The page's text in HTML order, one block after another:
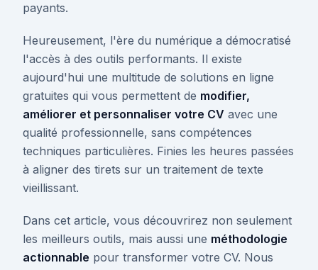
payants.
Heureusement, l'ère du numérique a démocratisé
l'accès à des outils performants. Il existe
aujourd'hui une multitude de solutions en ligne
gratuites qui vous permettent de modifier,
améliorer et personnaliser votre CV avec une
qualité professionnelle, sans compétences
techniques particulières. Finies les heures passées
à aligner des tirets sur un traitement de texte
vieillissant.
Dans cet article, vous découvrirez non seulement
les meilleurs outils, mais aussi une méthodologie
actionnable pour transformer votre CV. Nous